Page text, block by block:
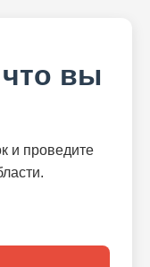
вы
и проведите